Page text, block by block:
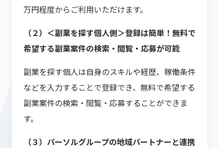
万円程度からご利用いただけます。
（２）＜副業を探す個人側＞登録は簡単！無料で
希望する副業案件の検索・閲覧・応募が可能
副業を探す個人は自身のスキルや経歴、稼働条件
などを入力することで登録でき、無料で希望する
副業案件の検索・閲覧・応募することができま
す。
（３）パーソルグループの地域パートナーと連携